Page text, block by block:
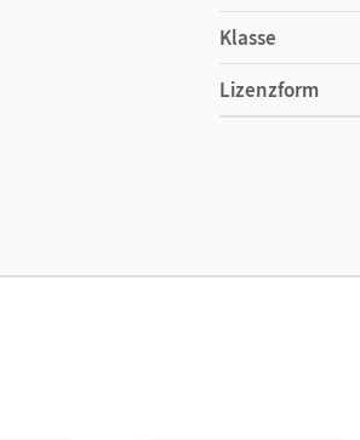
Klasse
Lizenzform